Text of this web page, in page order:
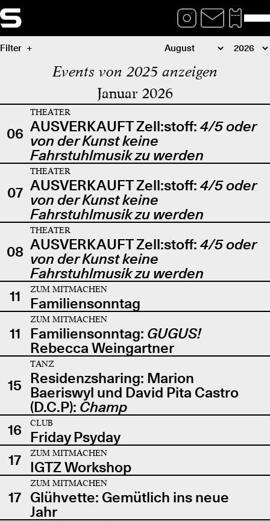
Filter
Events von 2025 anzeigen
Januar 2026
06
THEATER
AUSVERKAUFT Zell:stoff: 4/5 oder
von der Kunst keine
Fahrstuhlmusik zu werden
07
THEATER
AUSVERKAUFT Zell:stoff: 4/5 oder
von der Kunst keine
Fahrstuhlmusik zu werden
08
THEATER
AUSVERKAUFT Zell:stoff: 4/5 oder
von der Kunst keine
Fahrstuhlmusik zu werden
11
ZUM MITMACHEN
Familiensonntag
11
ZUM MITMACHEN
Familiensonntag: GUGUS!
Rebecca Weingartner
15
TANZ
Residenzsharing: Marion
Baeriswyl und David Pita Castro
(D.C.P): Champ
16
CLUB
Friday Psyday
17
ZUM MITMACHEN
IGTZ Workshop
17
ZUM MITMACHEN
Glühvette: Gemütlich ins neue
Jahr